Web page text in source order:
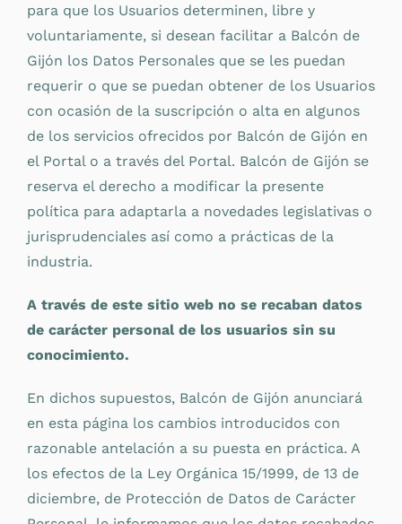
para que los Usuarios determinen, libre y
voluntariamente, si desean facilitar a Balcón de
Gijón los Datos Personales que se les puedan
requerir o que se puedan obtener de los Usuarios
con ocasión de la suscripción o alta en algunos
de los servicios ofrecidos por Balcón de Gijón en
el Portal o a través del Portal. Balcón de Gijón se
reserva el derecho a modificar la presente
política para adaptarla a novedades legislativas o
jurisprudenciales así como a prácticas de la
industria.
A través de este sitio web no se recaban datos
de carácter personal de los usuarios sin su
conocimiento.
En dichos supuestos, Balcón de Gijón anunciará
en esta página los cambios introducidos con
razonable antelación a su puesta en práctica. A
los efectos de la Ley Orgánica 15/1999, de 13 de
diciembre, de Protección de Datos de Carácter